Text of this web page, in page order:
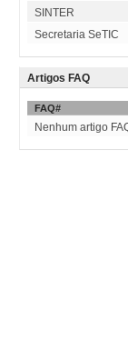
SINTER
Secretaria SeTIC
Artigos FAQ
FAQ#
Nenhum artigo